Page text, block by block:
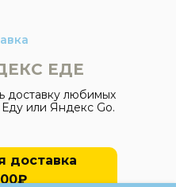
ЕДЕ
доставку любимых
или Яндекс Go.
доставка